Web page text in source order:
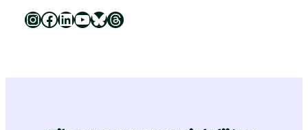
Luonnonsuojeluliitto Instagramissa Luonnonsuojeluliitto Facebookissa Luonnonsuojeluliitto LinkedInissä Luonnonsuojeluliiton YouTube-kanava Luonnonsuojeluliitto Blueskyssa Luonnonsuojeluliitto Threadsissa